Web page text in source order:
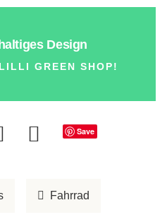
Design
GREEN SHOP!
Save
Fahrrad